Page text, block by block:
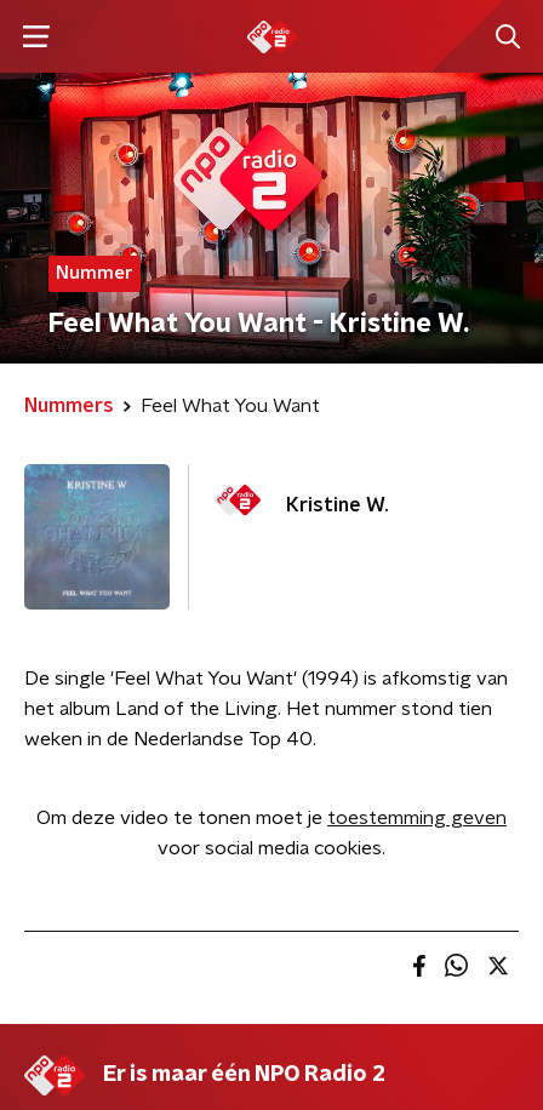
Nummer
Feel What You Want - Kristine W.
Nummers Feel What You Want
Kristine W.
De single 'Feel What You Want' (1994) is afkomstig van
het album Land of the Living. Het nummer stond tien
weken in de Nederlandse Top 40.
Om deze video te tonen moet je toestemming geven
voor social media cookies.
Er is maar één NPO Radio 2